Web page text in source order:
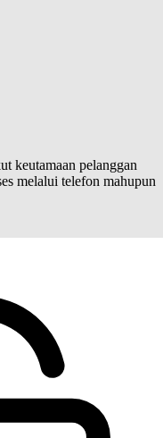
keutamaan pelanggan
melalui telefon mahupun